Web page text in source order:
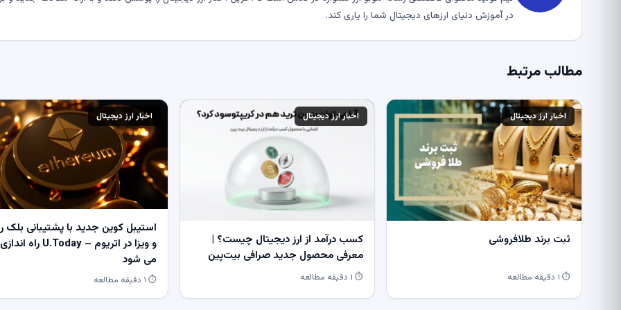
در آموزش دنیای ارزهای دیجیتال شما را یاری کند.
مطالب مرتبط
اخبار ارز دیجیتال
ثبت برند طلافروشی
⏱ ۱ دقیقه مطالعه
اخبار ارز دیجیتال
کسب درآمد از ارز دیجیتال چیست؟ |
معرفی محصول جدید صرافی بیت‌پین
⏱ ۱ دقیقه مطالعه
اخبار ارز دیجیتال
استیبل کوین جدید با پشتیبانی بلک
و ویزا در اتریوم – U.Today راه اندازی
می شود
⏱ ۱ دقیقه مطالعه